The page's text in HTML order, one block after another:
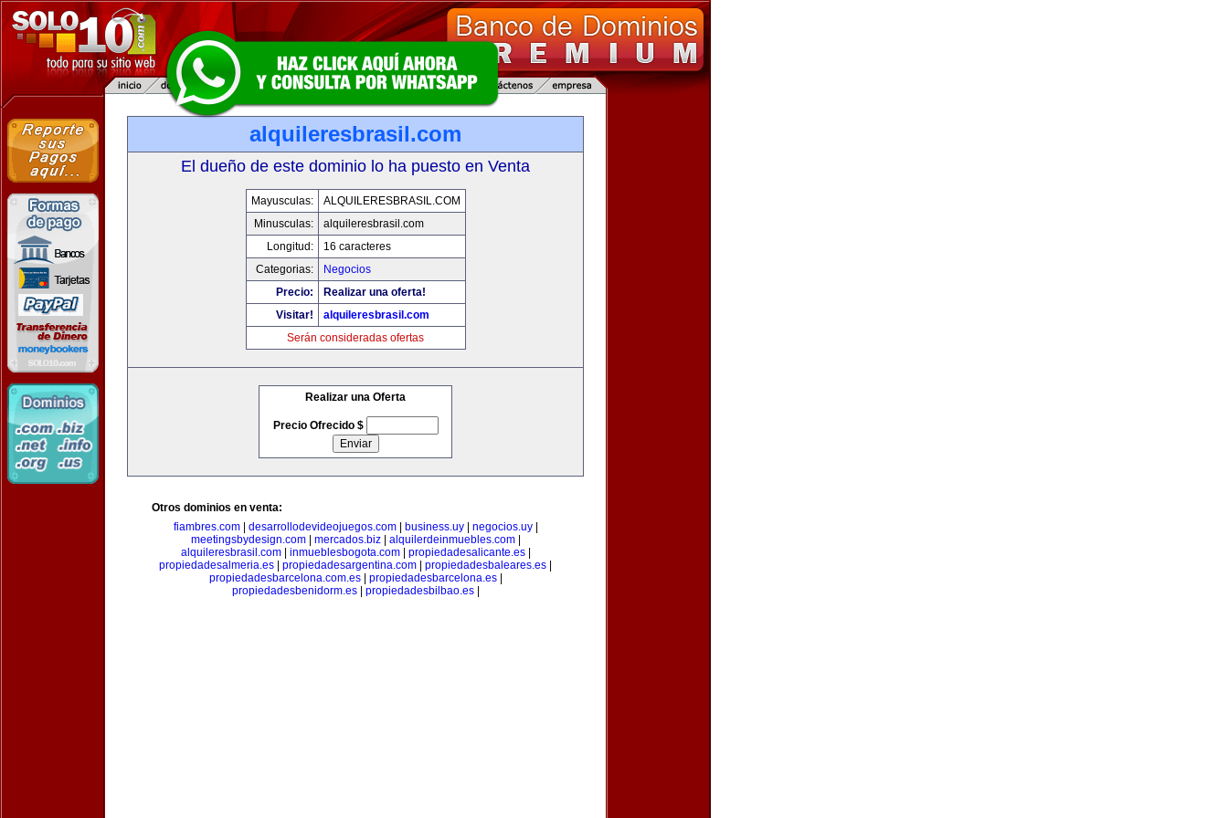
alquileresbrasil.com
El dueño de este dominio lo ha puesto en Venta
Mayusculas:
ALQUILERESBRASIL.COM
Minusculas:
alquileresbrasil.com
Longitud:
16 caracteres
Categorias:
Negocios
Precio:
Realizar una oferta!
Visitar!
alquileresbrasil.com
Serán consideradas ofertas
Realizar una Oferta
Precio Ofrecido $
Otros dominios en venta:
fiambres.com| desarrollodevideojuegos.com| business.uy| negocios.uy|
meetingsbydesign.com| mercados.biz| alquilerdeinmuebles.com|
alquileresbrasil.com| inmueblesbogota.com| propiedadesalicante.es|
propiedadesalmeria.es
propiedadesargentina.com propiedadesbaleares.es
propiedadesbarcelona.com.es| propiedadesbarcelona.es|
propiedadesbenidorm.es| propiedadesbilbao.es|